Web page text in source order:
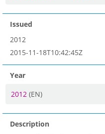
Issued
2012
2015-11-18T10:42:45Z
Year
2012 (EN)
Description